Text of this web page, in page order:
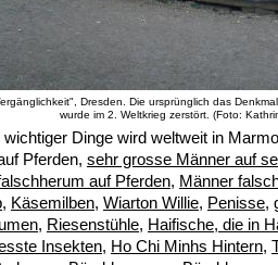
Dresden. Die ursprünglich das
wurde im 2. Weltkrieg zerstört. (Foto:
wichtiger Dinge wird weltweit in
Pferden, sehr grosse Männer auf
auf Pferden, Männer
, Käsemilben, Wiarton Willie, Penisse,
, Riesenstühle, Haifische, die in
Insekten, Ho Chi Minhs Hintern,